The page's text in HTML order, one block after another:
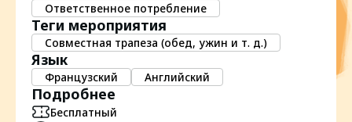
Ответственное потребление
Теги мероприятия
Совместная трапеза (обед, ужин и т. д.)
Язык
Французский Английский
Подробнее
Бесплатный